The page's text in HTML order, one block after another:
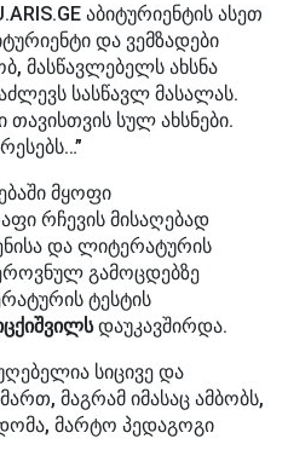
აბიტურიენტის ასეთ
და ვემზადები
მასწავლებელს ახსნა
სასწავლ მასალას.
თავისთვის სულ ახსნები.
მყოფი
რჩევის მისაღებად
და ლიტერატურის
გამოცდებზე
ტესტის
დაუკავშირდა.
სიცივე და
მაგრამ იმასაც ამბობს,
მარტო პედაგოგი